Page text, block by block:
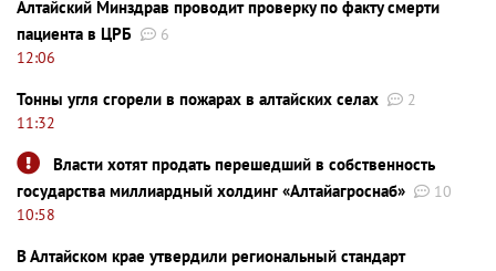
Алтайский Минздрав проводит проверку по факту смерти
пациента в ЦРБ
6
12:06
Тонны угля сгорели в пожарах в алтайских селах
2
11:32
Власти хотят продать перешедший в собственность
государства миллиардный холдинг «Алтайагроснаб»
10
10:58
В Алтайском крае утвердили региональный стандарт